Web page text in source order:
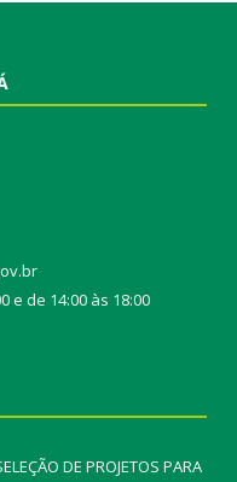
e de 14:00 às 18:00
DE PROJETOS PARA